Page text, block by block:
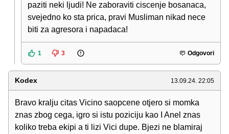
paziti neki ljudi! Ne zaboraviti ciscenje bosanaca,
svejedno ko sta prica, pravi Musliman nikad nece
biti za agresora i napadaca!
1 3 Odgovori
Kodex 13.09.24. 22:05
Bravo kralju citas Vicino saopcene otjero si momka
znas zbog cega, igro si istu poziciju kao I Anel znas
koliko treba ekipi a ti lizi Vici dupe. Bjezi ne blamiraj